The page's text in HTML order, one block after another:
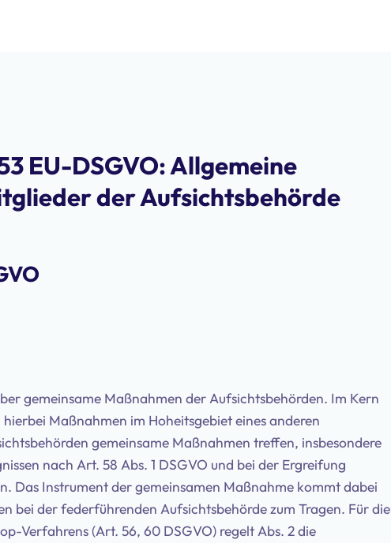
EU-DSGVO: Allgemeine
der Aufsichtsbehörde
gemeinsame Maßnahmen der Aufsichtsbehörden. Im Kern
Maßnahmen im Hoheitsgebiet eines anderen
gemeinsame Maßnahmen treffen, insbesondere
nach Art. 58 Abs. 1 DSGVO und bei der Ergreifung
Das Instrument der gemeinsamen Maßnahme kommt dabei
bei der federführenden Aufsichtsbehörde zum Tragen. Für die
Verfahrens (Art. 56, 60 DSGVO) regelt Abs. 2 die